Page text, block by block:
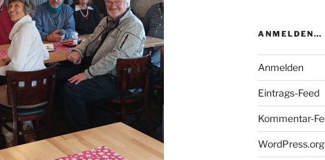
ANMELDEN…
Anmelden
Eintrags-Feed
Kommentar-
WordPress.org